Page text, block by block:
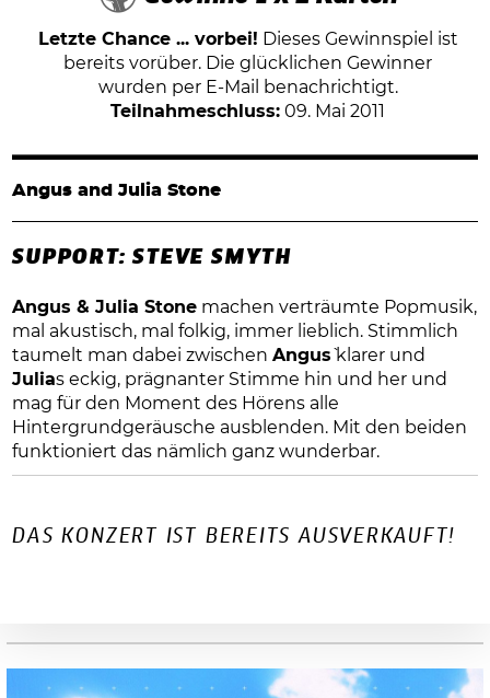
Letzte Chance ... vorbei! Dieses Gewinnspiel ist
bereits vorüber. Die glücklichen Gewinner
wurden per E-Mail benachrichtigt.
Teilnahmeschluss: 09. Mai 2011
Angus and Julia Stone
SUPPORT: STEVE SMYTH
Angus & Julia Stone machen verträumte Popmusik,
mal akustisch, mal folkig, immer lieblich. Stimmlich
taumelt man dabei zwischenAngus ` klarer und
Julias eckig, prägnanter Stimme hin und her und
mag für den Moment des Hörens alle
Hintergrundgeräusche ausblenden. Mit den beiden
funktioniert das nämlich ganz wunderbar.
DAS KONZERT IST BEREITS AUSVERKAUFT!